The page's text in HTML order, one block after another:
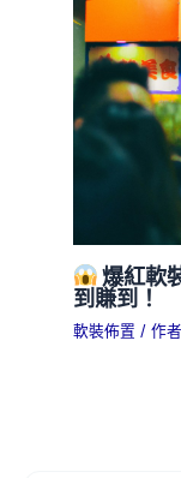
爆紅軟
到賺到！
軟裝佈置 / 作